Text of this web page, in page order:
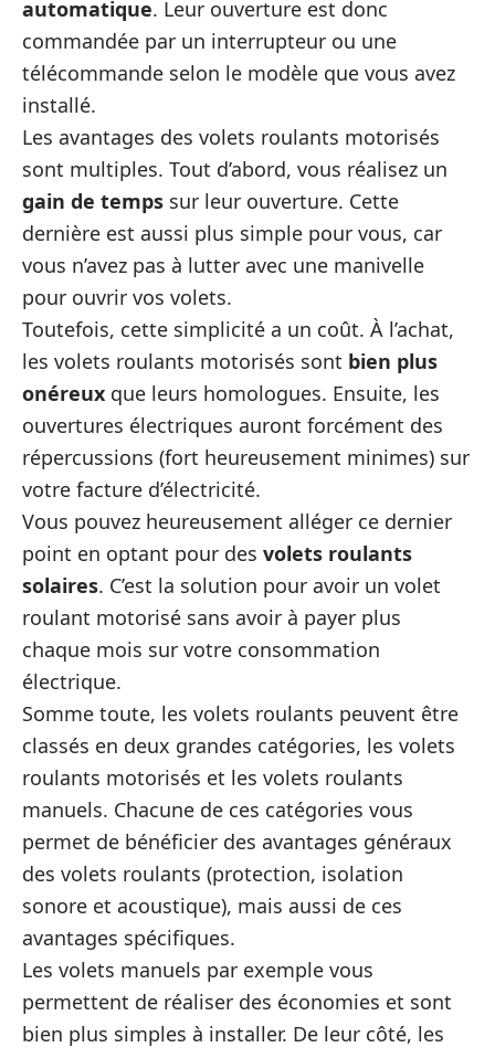
automatique. Leur ouverture est donc
commandée par un interrupteur ou une
télécommande selon le modèle que vous avez
installé.
Les avantages des volets roulants motorisés
sont multiples. Tout d’abord, vous réalisez un
gain de temps sur leur ouverture. Cette
dernière est aussi plus simple pour vous, car
vous n’avez pas à lutter avec une manivelle
pour ouvrir vos volets.
Toutefois, cette simplicité a un coût. À l’achat,
les volets roulants motorisés sont bien plus
onéreux que leurs homologues. Ensuite, les
ouvertures électriques auront forcément des
répercussions (fort heureusement minimes) sur
votre facture d’électricité.
Vous pouvez heureusement alléger ce dernier
point en optant pour des volets roulants
solaires. C’est la solution pour avoir un volet
roulant motorisé sans avoir à payer plus
chaque mois sur votre consommation
électrique.
Somme toute, les volets roulants peuvent être
classés en deux grandes catégories, les volets
roulants motorisés et les volets roulants
manuels. Chacune de ces catégories vous
permet de bénéficier des avantages généraux
des volets roulants (protection, isolation
sonore et acoustique), mais aussi de ces
avantages spécifiques.
Les volets manuels par exemple vous
permettent de réaliser des économies et sont
bien plus simples à installer. De leur côté, les